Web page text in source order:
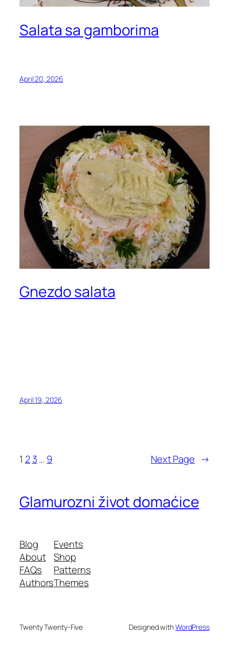
Salata sa gamborima
April 20, 2026
Gnezdo salata
April 19, 2026
1 2 3… 9 Next Page →
Glamurozni život domaćice
Blog
About
FAQs
Authors
Events
Shop
Patterns
Themes
Twenty Twenty-Five Designed withWordPress